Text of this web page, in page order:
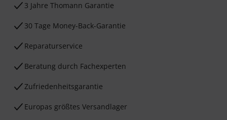
3 Jahre Thomann Garantie
30 Tage Money-Back-Garantie
Reparaturservice
Beratung durch Fachexperten
Zufriedenheitsgarantie
Europas größtes Versandlager